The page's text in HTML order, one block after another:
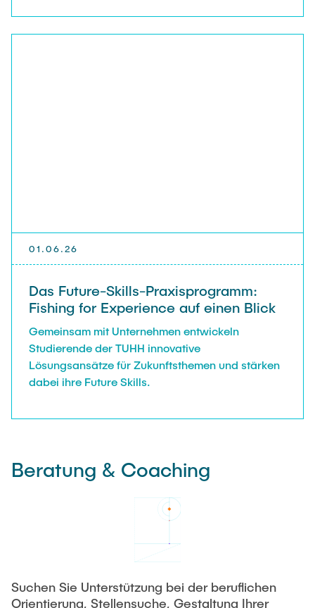
01.06.26
Das Future-Skills-Praxisprogramm:
Fishing for Experience auf einen Blick
Gemeinsam mit Unternehmen entwickeln
Studierende der TUHH innovative
Lösungsansätze für Zukunftsthemen und stärken
dabei ihre Future Skills.
Beratung & Coaching
Suchen Sie Unterstützung bei der beruflichen
Orientierung, Stellensuche, Gestaltung Ihrer